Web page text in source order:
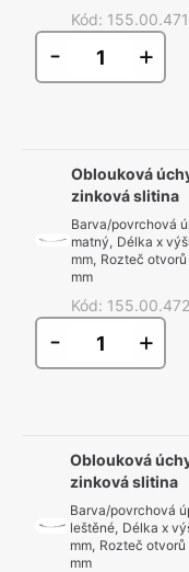
Kód: 155.00.471
- +
Oblouková
zinková slitina
Barva/povrchová
matný, Délka x
mm, Rozteč otvorů
mm
Kód: 155.00.472
- +
Oblouková
zinková slitina
Barva/povrchová
leštěné, Délka x
mm, Rozteč otvorů
mm